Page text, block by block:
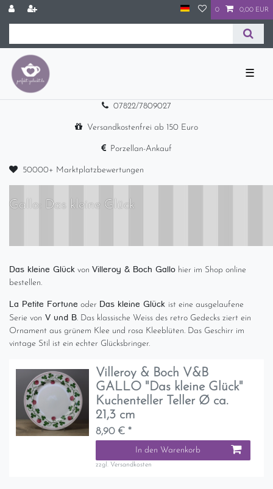
0 0,00 EUR
☰
07822/7809027
Versandkostenfrei ab 150 Euro
Porzellan-Ankauf
50000+ Marktplatzbewertungen
Gallo: Das kleine Glück
Das kleine Glück von Villeroy & Boch Gallo hier im Shop online
bestellen.
La Petite Fortune oder Das kleine Glück ist eine ausgelaufene
Serie von V und B. Das klassische Weiss des retro Gedecks ziert ein
Ornament aus grünem Klee und rosa Kleeblüten. Das Geschirr im
vintage Stil ist ein echter Glücksbringer.
Villeroy & Boch V&B
GALLO "Das kleine Glück"
Kuchenteller Teller Ø ca.
21,3 cm
8,90 € *
In den Warenkorb
zzgl. Versandkosten